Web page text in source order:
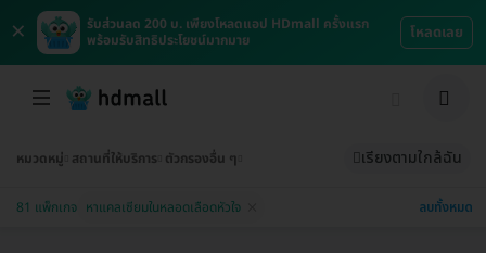
×
รับส่วนลด 200 บ. เพียงโหลดแอป HDmall ครั้งแรก
พร้อมรับสิทธิประโยชน์มากมาย
โหลดเลย
หมวดหมู่ สถานที่ให้บริการ ตัวกรองอื่น ๆ เรียงตามใกล้ฉัน
81 แพ็กเกจ หาแคลเซียมในหลอดเลือดหัวใจ ลบทั้งหมด